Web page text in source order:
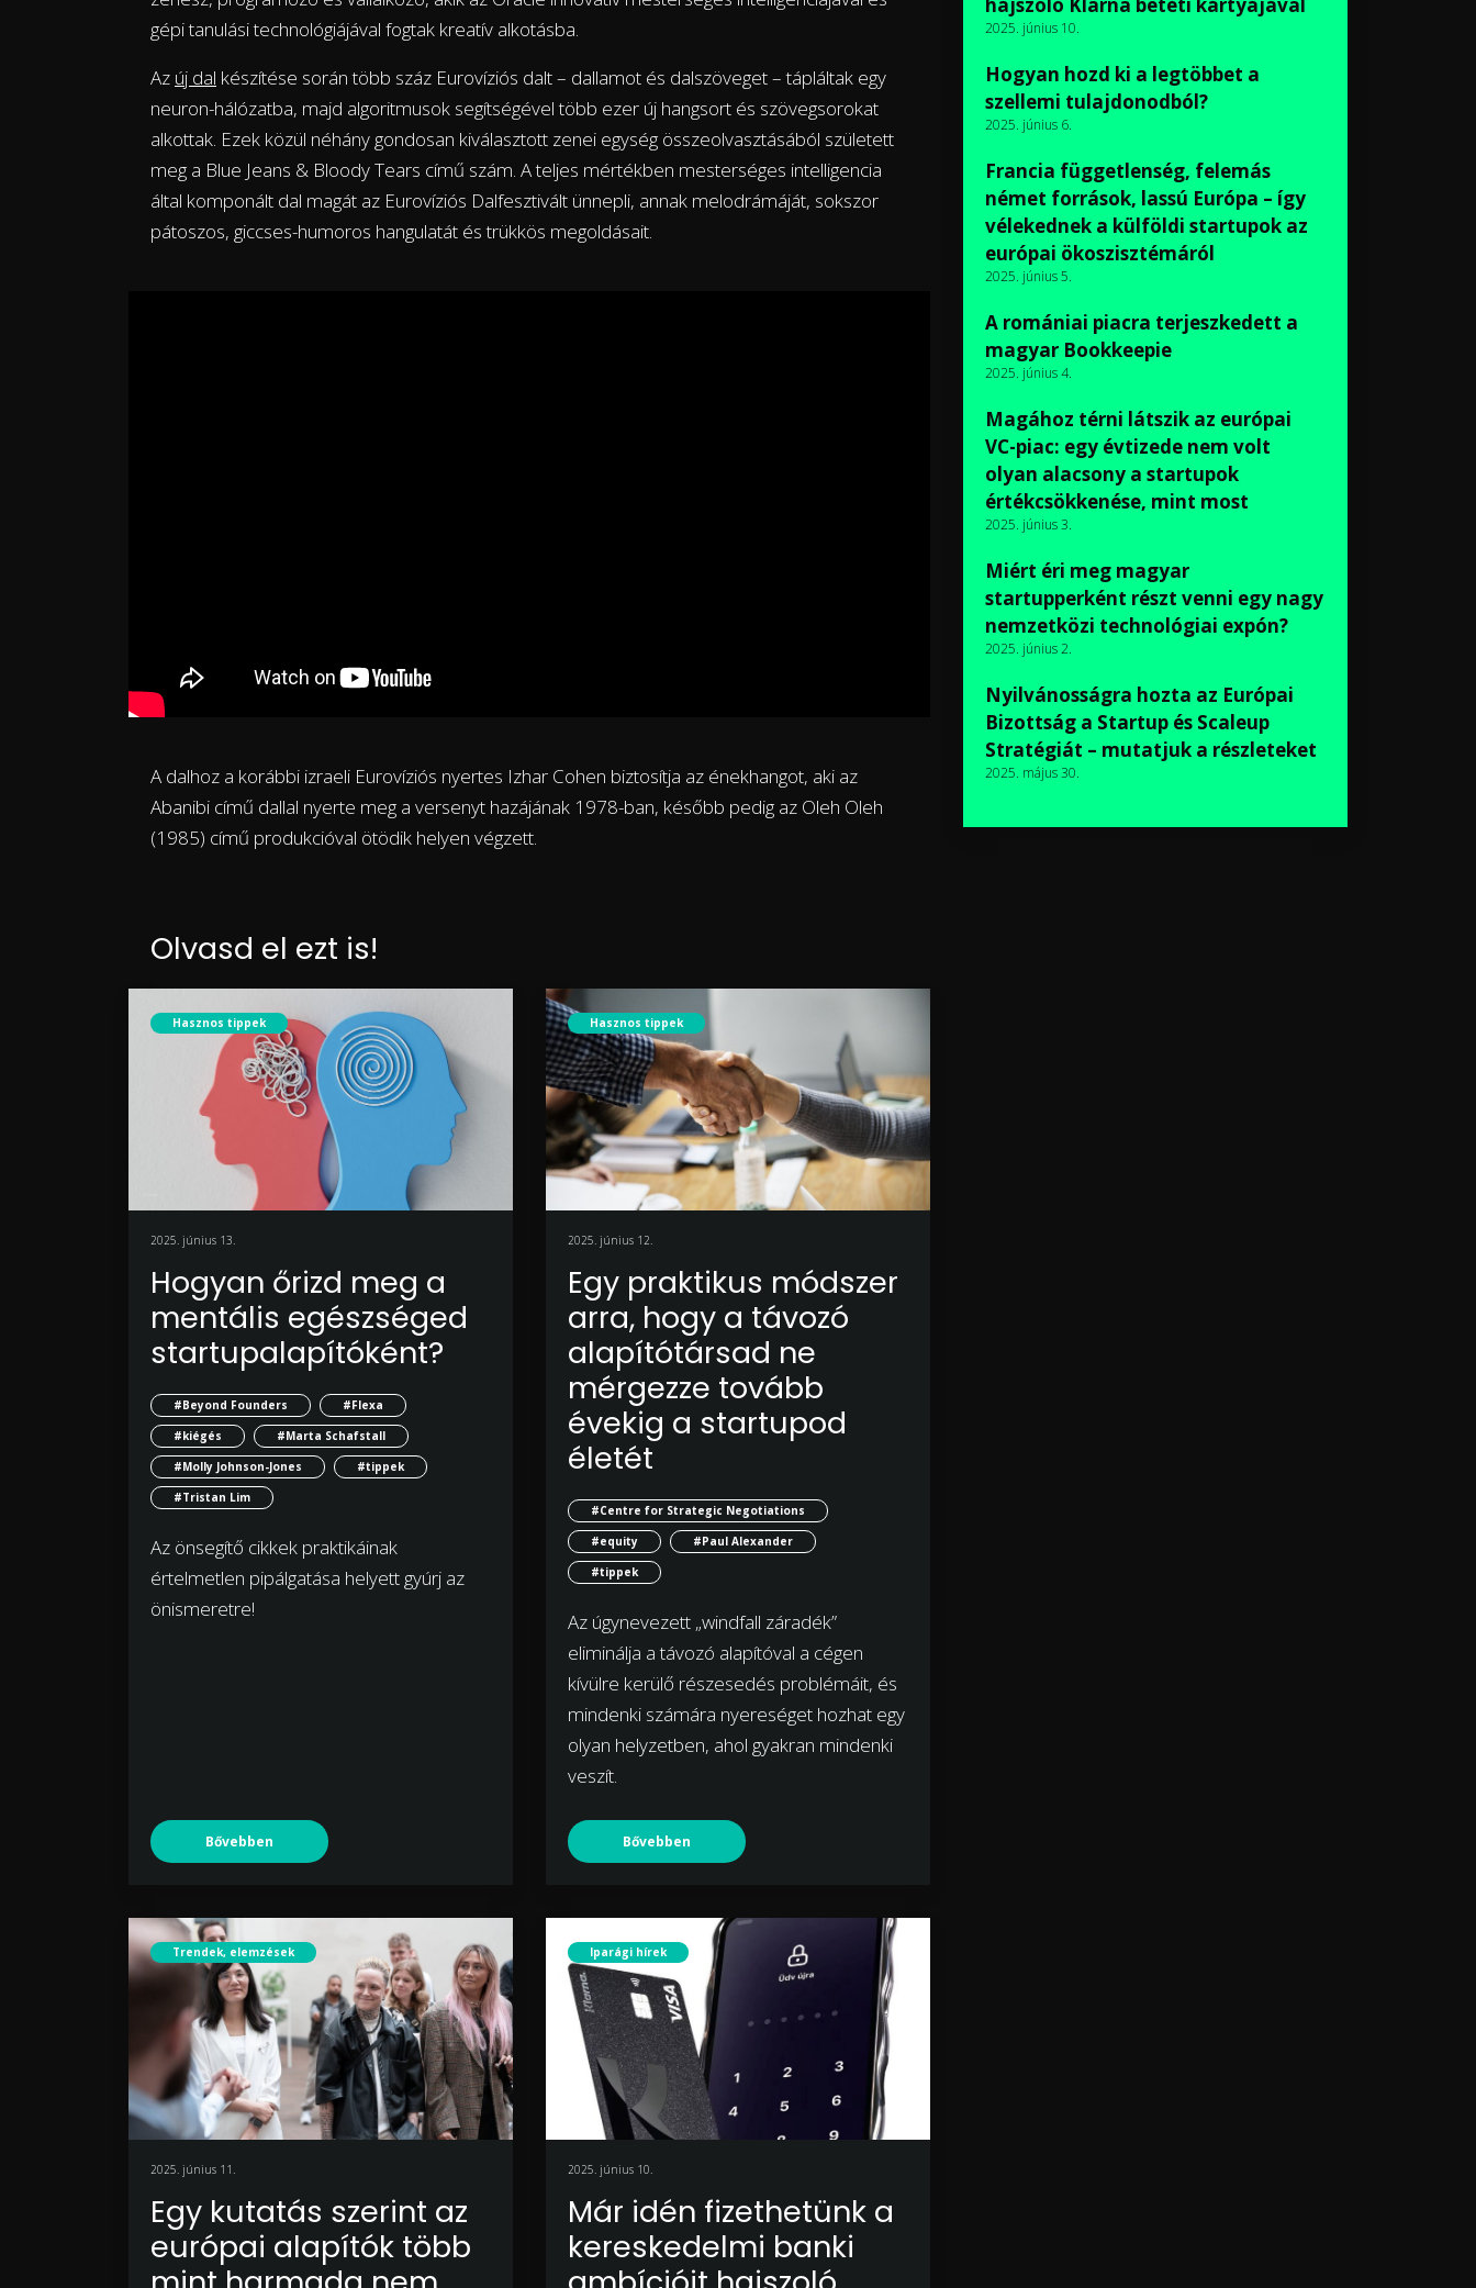
gépi tanulási technológiájával fogtak kreatív alkotásba.
Az új dal készítése során több száz Eurovíziós dalt – dallamot és dalszöveget – tápláltak egy
neuron-hálózatba, majd algoritmusok segítségével több ezer új hangsort és szövegsorokat
alkottak. Ezek közül néhány gondosan kiválasztott zenei egység összeolvasztásából született
meg a Blue Jeans & Bloody Tears című szám. A teljes mértékben mesterséges intelligencia
által komponált dal magát az Eurovíziós Dalfesztivált ünnepli, annak melodrámáját, sokszor
pátoszos, giccses-humoros hangulatát és trükkös megoldásait.
A dalhoz a korábbi izraeli Eurovíziós nyertes Izhar Cohen biztosítja az énekhangot, aki az
Abanibi című dallal nyerte meg a versenyt hazájának 1978-ban, később pedig az Oleh Oleh
(1985) című produkcióval ötödik helyen végzett.
Olvasd el ezt is!
Hasznos tippek
2025. június 13.
Hogyan őrizd meg a
mentális egészséged
startupalapítóként?
#Beyond Founders
#Flexa
#kiégés
#Marta Schafstall
#Molly Johnson-Jones
#tippek
#Tristan Lim
Az önsegítő cikkek praktikáinak
értelmetlen pipálgatása helyett gyúrj az
önismeretre!
Bővebben
Hasznos tippek
2025. június 12.
Egy praktikus módszer
arra, hogy a távozó
alapítótársad ne
mérgezze tovább
évekig a startupod
életét
#Centre for Strategic Negotiations
#equity
#Paul Alexander
#tippek
Az úgynevezett „windfall záradék”
eliminálja a távozó alapítóval a cégen
kívülre kerülő részesedés problémáit, és
mindenki számára nyereséget hozhat egy
olyan helyzetben, ahol gyakran mindenki
veszít.
Bővebben
Trendek, elemzések
2025. június 11.
Egy kutatás szerint az
európai alapítók több
Iparági hírek
2025. június 10.
Már idén fizethetünk a
kereskedelmi banki
2025. június 10.
Hogyan hozd ki a legtöbbet a
szellemi tulajdonodból?
2025. június 6.
Francia függetlenség, felemás
német források, lassú Európa – így
vélekednek a külföldi startupok az
európai ökoszisztémáról
2025. június 5.
A romániai piacra terjeszkedett a
magyar Bookkeepie
2025. június 4.
Magához térni látszik az európai
VC-piac: egy évtizede nem volt
olyan alacsony a startupok
értékcsökkenése, mint most
2025. június 3.
Miért éri meg magyar
startupperként részt venni egy nagy
nemzetközi technológiai expón?
2025. június 2.
Nyilvánosságra hozta az Európai
Bizottság a Startup és Scaleup
Stratégiát – mutatjuk a részleteket
2025. május 30.